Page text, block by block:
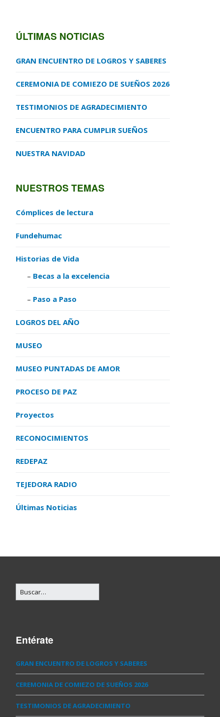
ÚLTIMAS NOTICIAS
GRAN ENCUENTRO DE LOGROS Y SABERES
CEREMONIA DE COMIEZO DE SUEÑOS 2026
TESTIMONIOS DE AGRADECIMIENTO
ENCUENTRO PARA CUMPLIR SUEÑOS
NUESTRA NAVIDAD
NUESTROS TEMAS
Cómplices de lectura
Fundehumac
Historias de Vida
Becas a la excelencia
Paso a Paso
LOGROS DEL AÑO
MUSEO
MUSEO PUNTADAS DE AMOR
PROCESO DE PAZ
Proyectos
RECONOCIMIENTOS
REDEPAZ
TEJEDORA RADIO
Últimas Noticias
Entérate
GRAN ENCUENTRO DE LOGROS Y SABERES
CEREMONIA DE COMIEZO DE SUEÑOS 2026
TESTIMONIOS DE AGRADECIMIENTO